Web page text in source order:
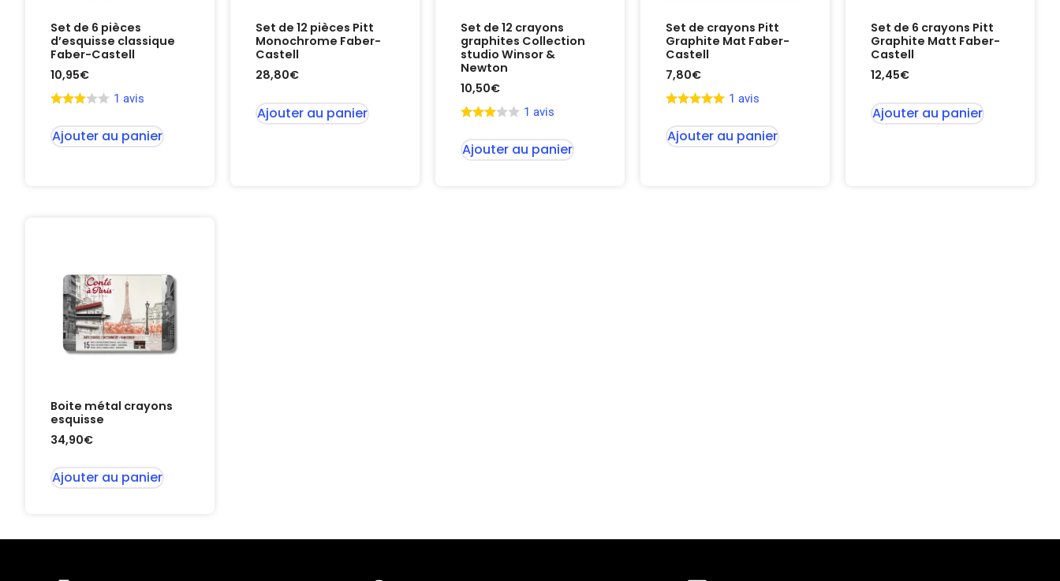
Set de 6 pièces
d’esquisse classique
Faber-Castell
10,95€
1 avis
Ajouter au panier
Set de 12 pièces Pitt
Monochrome Faber-
Castell
28,80€
Ajouter au panier
Set de 12 crayons
graphites Collection
studio Winsor &
Newton
10,50€
1 avis
Ajouter au panier
Set de crayons Pitt
Graphite Mat Faber-
Castell
7,80€
1 avis
Ajouter au panier
Set de 6 crayons Pitt
Graphite Matt Faber-
Castell
12,45€
Ajouter au panier
Boite métal crayons
esquisse
34,90€
Ajouter au panier